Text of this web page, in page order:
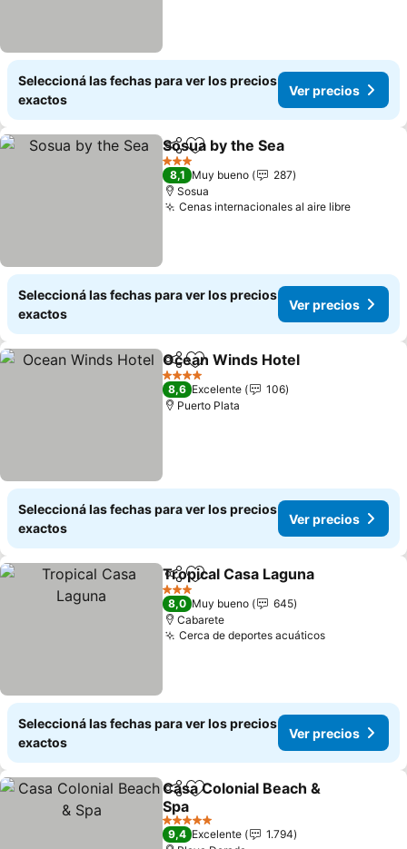
Seleccioná las fechas para ver los precios
exactos
Ver precios
CompartirAñadir a favoritos
Sosua by the Sea
3 Estrellas
8,1 Muy bueno
287
Sosua
Cenas internacionales al aire libreVer
Seleccioná las fechas para ver los precios
exactos
Ver precios
CompartirAñadir a favoritos
Ocean Winds Hotel
4 Estrellas
8,6 Excelente
106
Puerto Plata
Seleccioná las fechas para ver los precios
exactos
Ver precios
Compartir
Añadir a favoritos
Tropical Casa Laguna
3 Estrellas
8,0 Muy bueno
645
Cabarete
Cerca de deportes acuáticosVer precios
Seleccioná las fechas para ver los precios
exactos
Ver precios
CompartirAñadir a favoritos
Casa Colonial Beach &
Spa
Ver precios
5 Estrellas
9,4 Excelente
1.794